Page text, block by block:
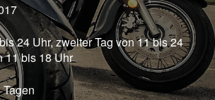
24 Uhr, zweiter Tag von 11 bis 24
11 bis 18 Uhr